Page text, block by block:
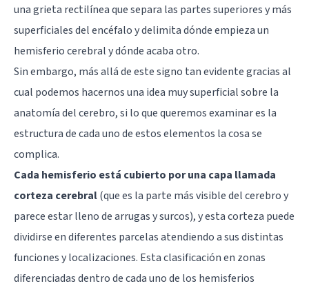
una grieta rectilínea que separa las partes superiores y más
superficiales del encéfalo y delimita dónde empieza un
hemisferio cerebral y dónde acaba otro.
Sin embargo, más allá de este signo tan evidente gracias al
cual podemos hacernos una idea muy superficial sobre la
anatomía del cerebro, si lo que queremos examinar es la
estructura de cada uno de estos elementos la cosa se
complica.
Cada hemisferio está cubierto por una capa llamada
corteza cerebral(que es la parte más visible del cerebro y
parece estar lleno de arrugas y surcos), y esta corteza puede
dividirse en diferentes parcelas atendiendo a sus distintas
funciones y localizaciones. Esta clasificación en zonas
diferenciadas dentro de cada uno de los hemisferios